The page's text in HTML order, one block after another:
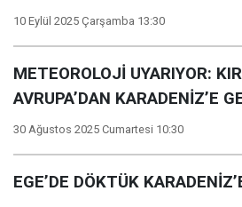
10 Eylül 2025 Çarşamba 13:30
METEOROLOJİ UYARIYOR:
AVRUPA’DAN KARADENİZ’E
30 Ağustos 2025 Cumartesi 10:30
EGE’DE DÖKTÜK